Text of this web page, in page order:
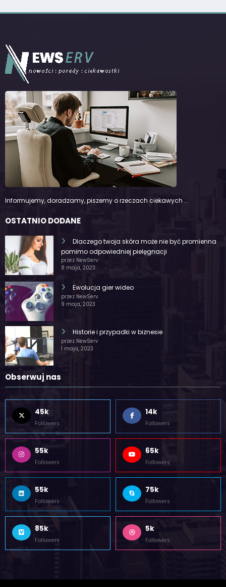
Informujemy, doradzamy, piszemy o rzeczach ciekawych ..
OSTATNIO DODANE
Dlaczego twoja skóra może nie być promienna
pomimo odpowiedniej pielęgnacji
przez NewServ
8 maja, 2023
Ewolucja gier wideo
przez NewServ
9 maja, 2023
Historie i przypadki w biznesie
przez NewServ
1 maja, 2023
Obserwuj nas
45k
Followers
14k
Followers
55k
Followers
65k
Followers
55k
Followers
75k
Followers
85k
Followers
5k
Followers